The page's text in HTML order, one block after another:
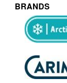
BRANDS